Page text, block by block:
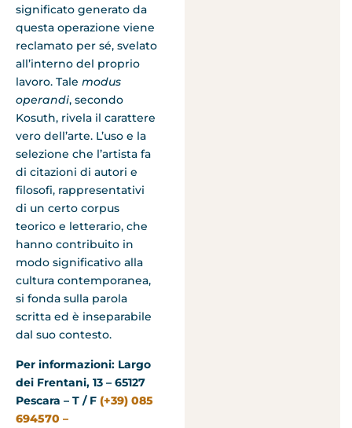
significato generato da
questa operazione viene
reclamato per sé, svelato
all’interno del proprio
lavoro. Tale modus
operandi, secondo
Kosuth, rivela il carattere
vero dell’arte. L’uso e la
selezione che l’artista fa
di citazioni di autori e
filosofi, rappresentativi
di un certo corpus
teorico e letterario, che
hanno contribuito in
modo significativo alla
cultura contemporanea,
si fonda sulla parola
scritta ed è inseparabile
dal suo contesto.
Per informazioni: Largo
dei Frentani, 13 – 65127
Pescara – T / F (+39) 085
694570 –